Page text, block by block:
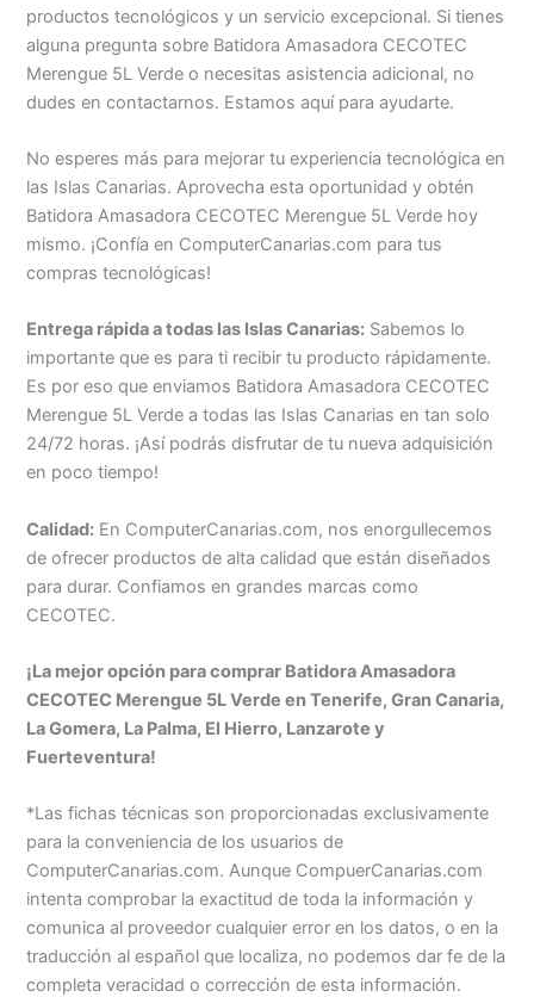
productos tecnológicos y un servicio excepcional. Si tienes
alguna pregunta sobre Batidora Amasadora CECOTEC
Merengue 5L Verde o necesitas asistencia adicional, no
dudes en contactarnos. Estamos aquí para ayudarte.
No esperes más para mejorar tu experiencia tecnológica en
las Islas Canarias. Aprovecha esta oportunidad y obtén
Batidora Amasadora CECOTEC Merengue 5L Verde hoy
mismo. ¡Confía en ComputerCanarias.com para tus
compras tecnológicas!
Entrega rápida a todas las Islas Canarias: Sabemos lo
importante que es para ti recibir tu producto rápidamente.
Es por eso que enviamos Batidora Amasadora CECOTEC
Merengue 5L Verde a todas las Islas Canarias en tan solo
24/72 horas. ¡Así podrás disfrutar de tu nueva adquisición
en poco tiempo!
Calidad: En ComputerCanarias.com, nos enorgullecemos
de ofrecer productos de alta calidad que están diseñados
para durar. Confiamos en grandes marcas como
CECOTEC.
¡La mejor opción para comprar Batidora Amasadora
CECOTEC Merengue 5L Verde en Tenerife, Gran Canaria,
La Gomera, La Palma, El Hierro, Lanzarote y
Fuerteventura!
*Las fichas técnicas son proporcionadas exclusivamente
para la conveniencia de los usuarios de
ComputerCanarias.com. Aunque CompuerCanarias.com
intenta comprobar la exactitud de toda la información y
comunica al proveedor cualquier error en los datos, o en la
traducción al español que localiza, no podemos dar fe de la
completa veracidad o corrección de esta información.